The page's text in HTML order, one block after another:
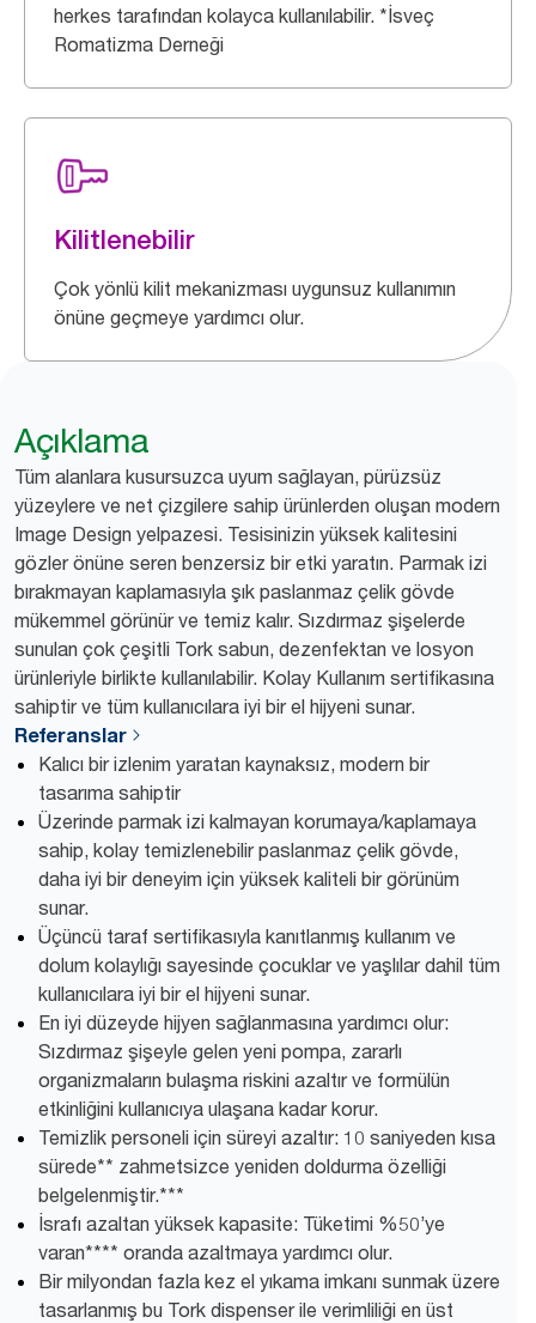
herkes tarafından kolayca kullanılabilir. *İsveç
Romatizma Derneği
Kilitlenebilir
Çok yönlü kilit mekanizması uygunsuz kullanımın
önüne geçmeye yardımcı olur.
Açıklama
Tüm alanlara kusursuzca uyum sağlayan, pürüzsüz
yüzeylere ve net çizgilere sahip ürünlerden oluşan modern
Image Design yelpazesi. Tesisinizin yüksek kalitesini
gözler önüne seren benzersiz bir etki yaratın. Parmak izi
bırakmayan kaplamasıyla şık paslanmaz çelik gövde
mükemmel görünür ve temiz kalır. Sızdırmaz şişelerde
sunulan çok çeşitli Tork sabun, dezenfektan ve losyon
ürünleriyle birlikte kullanılabilir. Kolay Kullanım sertifikasına
sahiptir ve tüm kullanıcılara iyi bir el hijyeni sunar.
Referanslar
Kalıcı bir izlenim yaratan kaynaksız, modern bir
tasarıma sahiptir
Üzerinde parmak izi kalmayan korumaya/kaplamaya
sahip, kolay temizlenebilir paslanmaz çelik gövde,
daha iyi bir deneyim için yüksek kaliteli bir görünüm
sunar.
Üçüncü taraf sertifikasıyla kanıtlanmış kullanım ve
dolum kolaylığı sayesinde çocuklar ve yaşlılar dahil tüm
kullanıcılara iyi bir el hijyeni sunar.
En iyi düzeyde hijyen sağlanmasına yardımcı olur:
Sızdırmaz şişeyle gelen yeni pompa, zararlı
organizmaların bulaşma riskini azaltır ve formülün
etkinliğini kullanıcıya ulaşana kadar korur.
Temizlik personeli için süreyi azaltır: 10 saniyeden kısa
sürede** zahmetsizce yeniden doldurma özelliği
belgelenmiştir.***
İsrafı azaltan yüksek kapasite: Tüketimi %50’ye
varan**** oranda azaltmaya yardımcı olur.
Bir milyondan fazla kez el yıkama imkanı sunmak üzere
tasarlanmış bu Tork dispenser ile verimliliği en üst